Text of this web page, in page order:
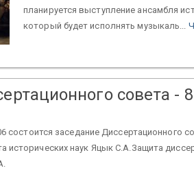
планируется выступление ансамбля
который будет исполнять музыкаль...
совета -
состоится заседание Диссертационного
исторических наук Яцык С.А.Защита